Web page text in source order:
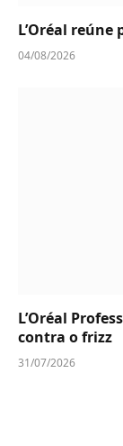
L’Oréal reúne
04/08/2026
L’Oréal
contra o frizz
31/07/2026